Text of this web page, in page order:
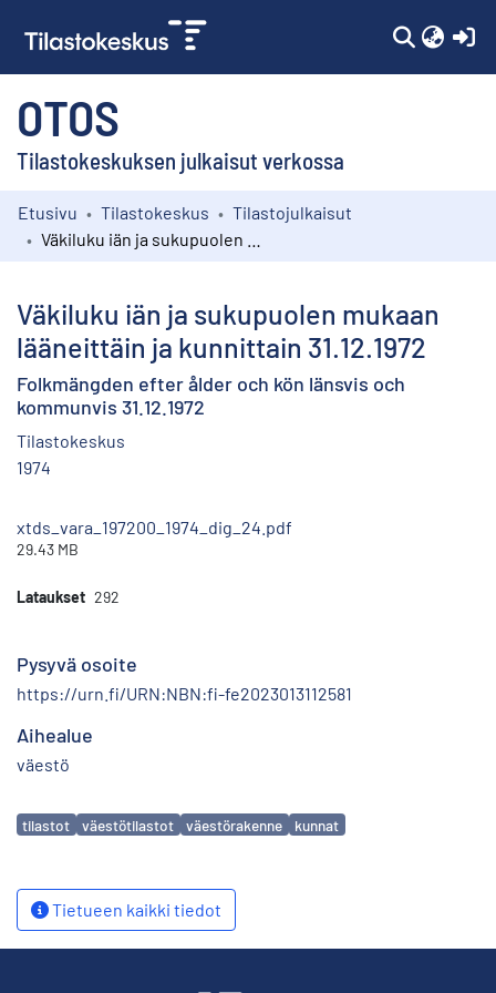
OTOS
Tilastokeskuksen julkaisut verkossa
Kokoelmat
Etusivu Tilastokeskus
Tilastojulkaisut
Väkiluku iän ja sukupuolen mukaan
lääneittäin ja kunnittain 31.12.1972
Folkmängden efter ålder och kön länsvis och
kommunvis 31.12.1972
Tilastokeskus
1974
xtds_vara_197200_1974_dig_24.pdf
29.43 MB
Lataukset 292
Pysyvä osoite
https://urn.fi/URN:NBN:fi-fe2023013112581
Aihealue
väestö
Avainsanat
tilastot väestötilastot väestörakenne kunnat
Tietueen kaikki tiedot